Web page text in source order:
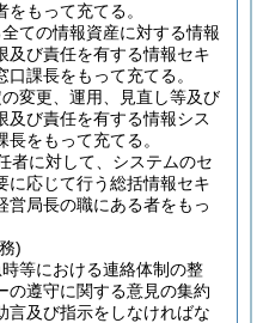
もって充てる。
ての情報資産に対する情報
及び責任を有する情報セキ
課長をもって充てる。
変更、運用、見直し等及び
及び責任を有する情報シス
をもって充てる。
者に対して、システムのセ
に応じて行う総括情報セキ
営局長の職にある者をもっ
)
等における連絡体制の整
の遵守に関する意見の集約
言及び指示をしなければな